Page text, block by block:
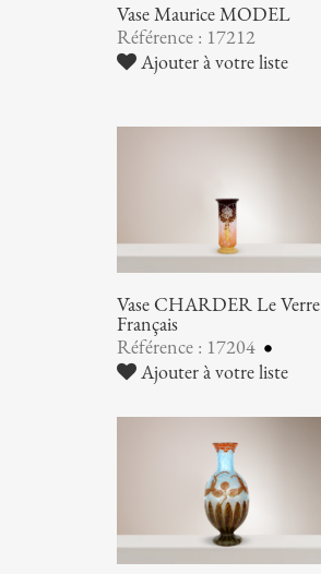
Vase Maurice MODEL
Référence : 17212
Ajouter à votre liste
Vase CHARDER Le Verre
Français
Référence : 17204
Ajouter à votre liste